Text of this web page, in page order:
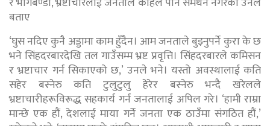
बताए
‘घुस नदिए कुनै अड्डामा काम हुँदैन। आम जनताले बुझ्नुपर्ने कुरा के छ
भने सिंहदरबारदेखि तल गाउँसम्म भ्रष्ट प्रवृत्ति। सिंहदरबारले कमिसन
र भ्रष्टाचार गर्न सिकाएको छ,’ उनले भने। यस्तो अवस्थालाई कति
सहेर बस्नेरु कति टुलुटुलु हेरेर बस्नेरु भन्दै खरेलले
भ्रष्टाचारीहरूविरूद्ध सहकार्य गर्न जनतालाई अपिल गरे। ‘हामी राम्रा
मान्छे एक हौं, देशलाई माया गर्ने जनता एक ठाउँमा संगठित हौं,’